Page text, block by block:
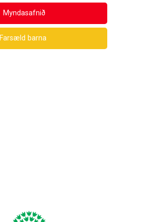
Myndasafnið
Farsæld barna